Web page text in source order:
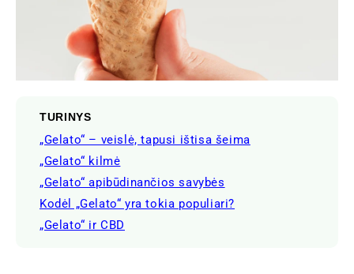
TURINYS
„Gelato“ – veislė, tapusi ištisa šeima
„Gelato“ kilmė
„Gelato“ apibūdinančios savybės
Kodėl „Gelato“ yra tokia populiari?
„Gelato“ ir CBD